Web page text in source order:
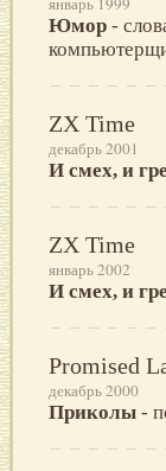
Юмор -
ZX Time
декабрь 2001
И смех, и
ZX Time
январь 2002
И смех, и
Promised
декабрь 2000
Приколы -